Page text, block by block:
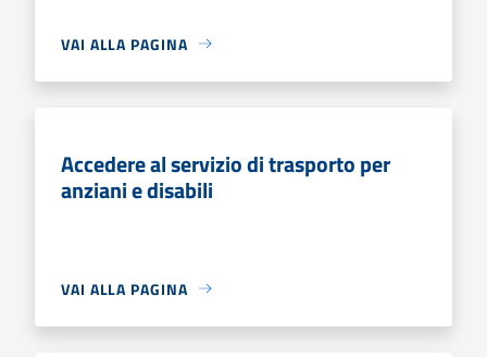
VAI ALLA PAGINA
Accedere al servizio di trasporto per
anziani e disabili
VAI ALLA PAGINA